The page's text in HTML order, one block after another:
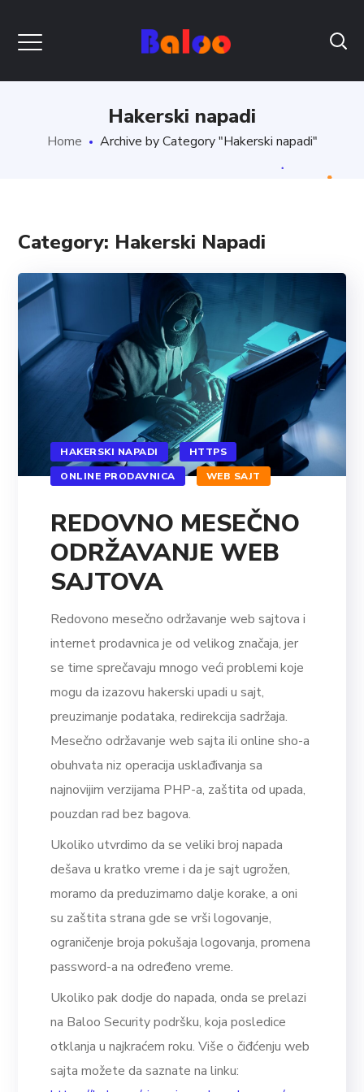
Hakerski napadi
Home Archive by Category "Hakerski napadi"
Category: Hakerski Napadi
HAKERSKI NAPADI
HTTPS
ONLINE PRODAVNICA
WEB SAJT
REDOVNO MESEČNO
ODRŽAVANJE WEB
SAJTOVA
Redovono mesečno održavanje web sajtova i
internet prodavnica je od velikog značaja, jer
se time sprečavaju mnogo veći problemi koje
mogu da izazovu hakerski upadi u sajt,
preuzimanje podataka, redirekcija sadržaja.
Mesečno održavanje web sajta ili online sho-a
obuhvata niz operacija usklađivanja sa
najnovijim verzijama PHP-a, zaštita od upada,
pouzdan rad bez bagova.
Ukoliko utvrdimo da se veliki broj napada
dešava u kratko vreme i da je sajt ugrožen,
moramo da preduzimamo dalje korake, a oni
su zaštita strana gde se vrši logovanje,
ograničenje broja pokušaja logovanja, promena
password-a na određeno vreme.
Ukoliko pak dodje do napada, onda se prelazi
na Baloo Security podršku, koja posledice
otklanja u najkraćem roku. Više o čiđćenju web
sajta možete da saznate na linku: